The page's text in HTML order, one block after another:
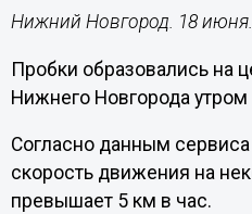
Нижний Новгород. 18
Пробки образовались на
Нижнего Новгорода
Согласно данным
скорость движения на
превышает 5 км в час.